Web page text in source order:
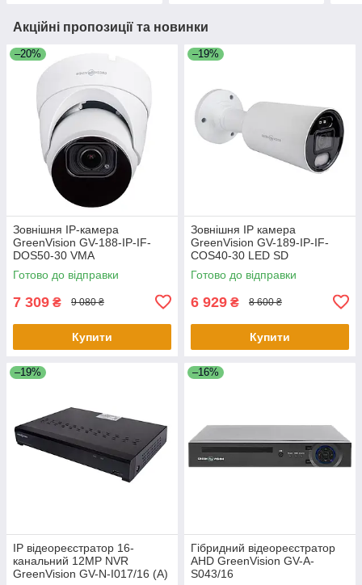
Акційні пропозиції та новинки
–20%
Зовнішня IP-камера
GreenVision GV-188-IP-IF-
DOS50-30 VMA
Готово до відправки
7 309 ₴ 9 080 ₴
Купити
–19%
Зовнішня IP камера
GreenVision GV-189-IP-IF-
COS40-30 LED SD
Готово до відправки
6 929 ₴ 8 600 ₴
Купити
–19%
IP відеореєстратор 16-
канальний 12MP NVR
GreenVision GV-N-I017/16 (A)
–16%
Гібридний відеореєстратор
AHD GreenVision GV-A-
S043/16